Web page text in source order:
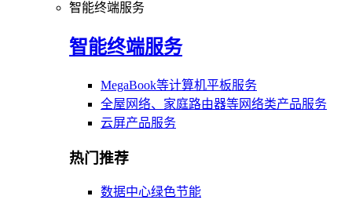
智能终端服务
智能终端服务
MegaBook等计算机平板服务
全屋网络、家庭路由器等网络类产品服务
云屏产品服务
热门推荐
数据中心绿色节能